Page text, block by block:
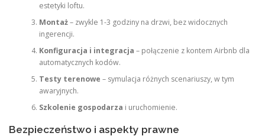
estetyki loftu.
Montaż– zwykle 1-3 godziny na drzwi, bez widocznych
ingerencji.
Konfiguracja i integracja – połączenie z kontem Airbnb dla
automatycznych kodów.
Testy terenowe – symulacja różnych scenariuszy, w tym
awaryjnych.
Szkolenie gospodarza i uruchomienie.
Bezpieczeństwo i aspekty prawne